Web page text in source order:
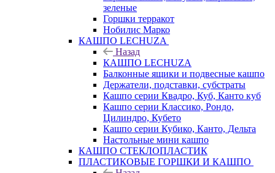
зеленые
Горшки терракот
Нобилис Марко
КАШПО LECHUZA
Назад
КАШПО LECHUZA
Балконные ящики и подвесные кашпо
Держатели, подставки, субстраты
Кашпо серии Квадро, Куб, Канто куб
Кашпо серии Классико, Рондо,
Цилиндро, Кубето
Кашпо серии Кубико, Канто, Дельта
Настольные мини кашпо
КАШПО СТЕКЛОПЛАСТИК
ПЛАСТИКОВЫЕ ГОРШКИ И КАШПО